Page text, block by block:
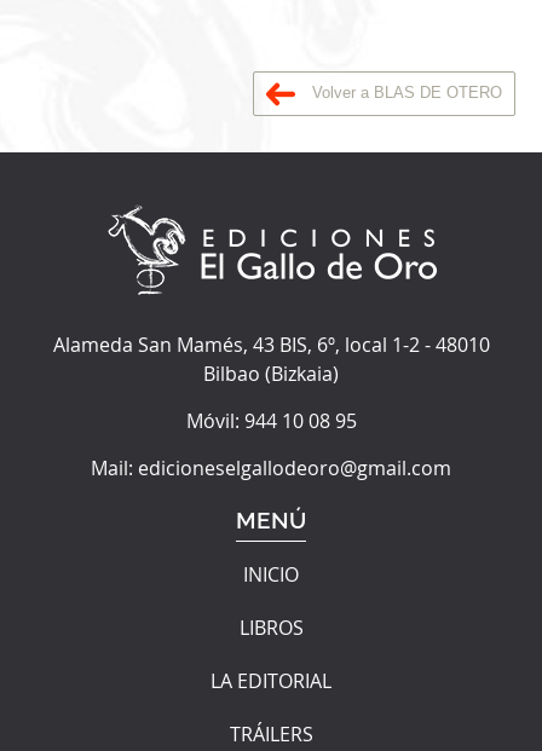
Volver a BLAS DE OTERO
Alameda San Mamés, 43 BIS, 6º, local 1-2-48010
Bilbao (Bizkaia)
Móvil: 944 10 08 95
Mail: edicioneselgallodeoro@gmail.com
MENÚ
INICIO
LIBROS
LA EDITORIAL
TRÁILERS